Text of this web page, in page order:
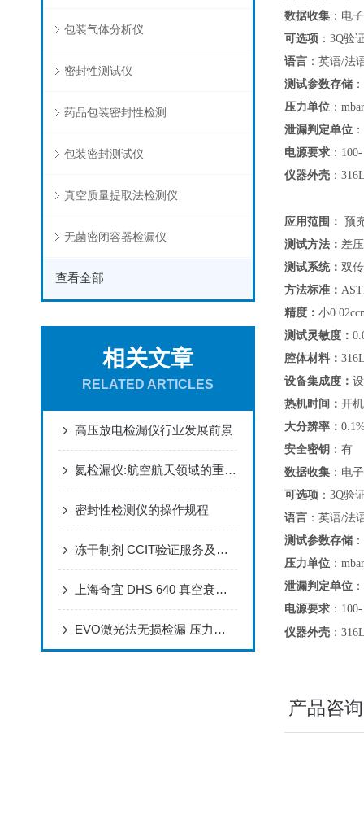
包装气体分析仪
密封性测试仪
药品包装密封性检测
包装密封测试仪
真空质量提取法检测仪
无菌密闭容器检漏仪
查看全部
相关文章
RELATED ARTICLES
高压放电检漏仪行业发展前景
氦检漏仪:航空航天领域的重要守护者，确保飞行安全
密封性检测仪的操作规程
冻干制剂 CCIT验证服务及可用设备有哪些
上海奇宜 DHS 640 真空衰减法检漏仪 无损检漏 快捷精准
EVO激光法无损检漏 压力和二氧化碳容量的测量 适用于: 碳酸产品
数据收集 ： 电
可选项 ： 3Q验
语言 ： 英语/法
测试参数存储 ：
压力单位 ：
泄漏判定单位 ：
电源要求 ：
仪器外壳 ：
应用范围： 预
测试方法： 差
测试系统： 双
方法标准：
精度： 小
测试灵敏度：
腔体材料：
设备集成度：
热机时间： 开机
大分辨率 ：
安全密钥 ： 有
数据收集 ： 电
可选项 ： 3Q验
语言 ： 英语/法
测试参数存储 ：
压力单位 ：
泄漏判定单位 ：
电源要求 ：
仪器外壳 ：
产品咨询